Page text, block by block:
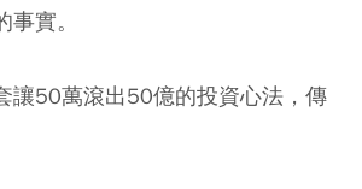
實。
讓50萬滾出50億的投資心法，傳